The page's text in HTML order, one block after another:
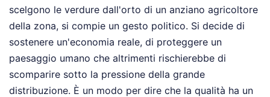
scelgono le verdure dall'orto di un anziano agricoltore
della zona, si compie un gesto politico. Si decide di
sostenere un'economia reale, di proteggere un
paesaggio umano che altrimenti rischierebbe di
scomparire sotto la pressione della grande
distribuzione. È un modo per dire che la qualità ha un